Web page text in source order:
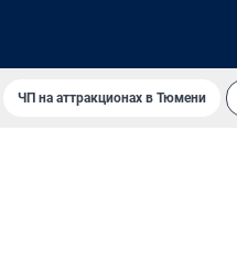
ЧП на аттракционах в Тюмени